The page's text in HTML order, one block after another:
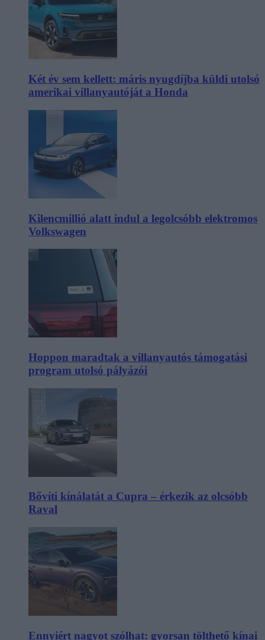
Két év sem kellett: máris nyugdíjba küldi utolsó
amerikai villanyautóját a Honda
Kilencmillió alatt indul a legolcsóbb elektromos
Volkswagen
Hoppon maradtak a villanyautós támogatási
program utolsó pályázói
Bővíti kínálatát a Cupra – érkezik az olcsóbb
Raval
Ennyiért nagyot szólhat: gyorsan tölthető kínai